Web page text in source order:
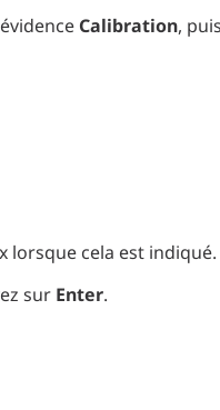
Calibration,
lorsque cela est indiqué.
sur Enter.